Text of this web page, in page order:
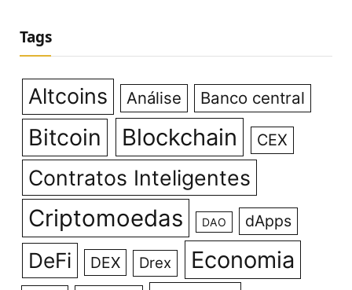
Tags
Altcoins Análise Banco central
Bitcoin Blockchain CEX
Contratos Inteligentes
Criptomoedas DAO dApps
DeFi DEX Drex Economia